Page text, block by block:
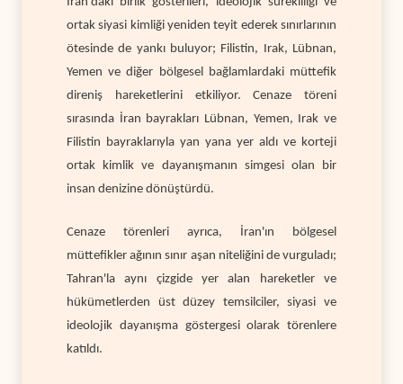
ortak siyasi kimliği yeniden teyit ederek sınırlarının
ötesinde de yankı buluyor; Filistin, Irak, Lübnan,
Yemen ve diğer bölgesel bağlamlardaki müttefik
direniş hareketlerini etkiliyor. Cenaze töreni
sırasında İran bayrakları Lübnan, Yemen, Irak ve
Filistin bayraklarıyla yan yana yer aldı ve korteji
ortak kimlik ve dayanışmanın simgesi olan bir
insan denizine dönüştürdü.
Cenaze törenleri ayrıca, İran'ın bölgesel
müttefikler ağının sınır aşan niteliğini de vurguladı;
Tahran'la aynı çizgide yer alan hareketler ve
hükümetlerden üst düzey temsilciler, siyasi ve
ideolojik dayanışma göstergesi olarak törenlere
katıldı.